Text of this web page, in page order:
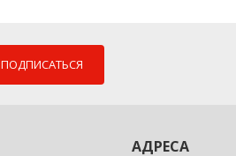
ПОДПИСАТЬСЯ
АДРЕСА